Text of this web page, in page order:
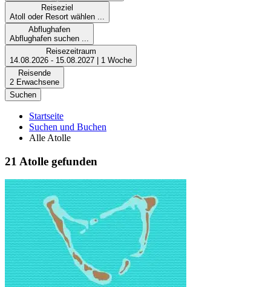
Reiseziel
Atoll oder Resort wählen ...
Abflughafen
Abflughafen suchen ...
Reisezeitraum
14.08.2026 - 15.08.2027 | 1 Woche
Reisende
2 Erwachsene
Suchen
Startseite
Suchen und Buchen
Alle Atolle
21 Atolle gefunden